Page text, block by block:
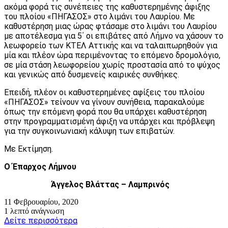
ακόμα φορά τις συνέπειες της καθυστερημένης άφιξης
του πλοίου «ΠΗΓΑΣΟΣ» στο λιμάνι του Λαυρίου. Με
καθυστέρηση μιας ώρας φτάσαμε στο λιμάνι του Λαυρίου
με αποτέλεσμα για 5΄ οι επιβάτες από Λήμνο να χάσουν το
λεωφορείο των ΚΤΕΛ Αττικής και να ταλαιπωρηθούν για
μία και πλέον ώρα περιμένοντας το επόμενο δρομολόγιο,
σε μία στάση λεωφορείου χωρίς προστασία από το ψύχος
και γενικώς από δυσμενείς καιρικές συνθήκες.
Επειδή, πλέον οι καθυστερημένες αφίξεις του πλοίου
«ΠΗΓΑΣΟΣ» τείνουν να γίνουν συνήθεια, παρακαλούμε
όπως την επόμενη φορά που θα υπάρχει καθυστέρηση
στην προγραμματισμένη άφιξη να υπάρχει και πρόβλεψη
για την συγκοινωνιακή κάλυψη των επιβατών.
Με Εκτίμηση.
Ο Έπαρχος Λήμνου
Άγγελος Βλάττας – Λαμπρινός
11 Φεβρουαρίου, 2020
1 λεπτό ανάγνωση
Δείτε περισσότερα